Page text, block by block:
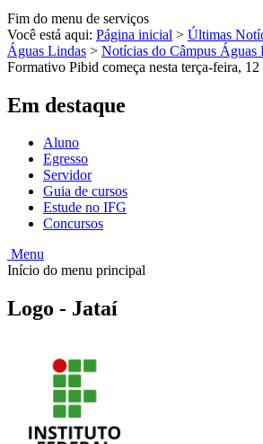
Fim do menu de serviços
Você está aqui: Página inicial > Últimas
Águas Lindas > Notícias do Câmpus Águas
Formativo Pibid começa nesta terça-feira, 12
Em destaque
Aluno
Egresso
Servidor
Guia de cursos
Estude no IFG
Concursos
Menu
Início do menu principal
Logo - Jataí